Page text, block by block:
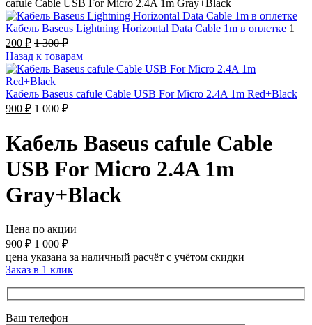
cafule Cable USB For Micro 2.4A 1m Gray+Black
Кабель Baseus Lightning Horizontal Data Cable 1m в оплетке 1
200 ₽ 1 300₽
Назад к товарам
Кабель Baseus cafule Cable USB For Micro 2.4A 1m Red+Black
900 ₽ 1 000₽
Кабель Baseus cafule Cable
USB For Micro 2.4A 1m
Gray+Black
Цена по акции
900 ₽ 1 000 ₽
цена указана за наличный расчёт с учётом скидки
Заказ в 1 клик
Ваш телефон